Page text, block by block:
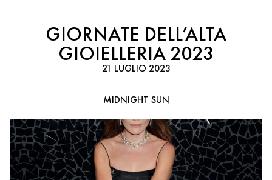
GIORNATE DELL’ALTA
GIOIELLERIA 2023
21 LUGLIO 2023
MIDNIGHT SUN